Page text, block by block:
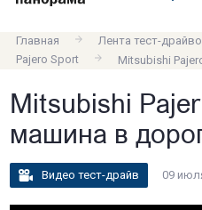
Главная Лента тест-
Pajero Sport
Mitsubishi
Mitsubishi
машина в
Видео тест-драйв 09